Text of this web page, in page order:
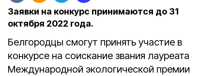
Заявки на конкурс принимаются до 31
октября 2022 года.
Белгородцы смогут принять участие в
конкурсе на соискание звания лауреата
Международной экологической премии